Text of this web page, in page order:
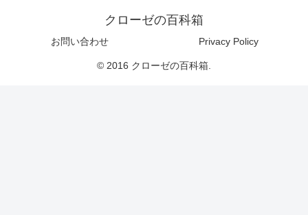
クローゼの百科箱
お問い合わせ Privacy Policy
© 2016 クローゼの百科箱.